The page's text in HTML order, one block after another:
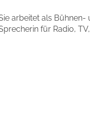
arbeitet als Bühnen-
für Radio,